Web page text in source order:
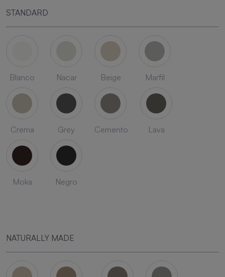
STANDARD
Blanco Nacar Beige Marfil
Crema Grey Cemento Lava
Moka Negro
NATURALLY MADE